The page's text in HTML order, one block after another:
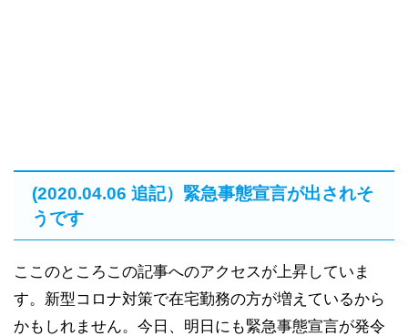
(2020.04.06 追記）緊急事態宣言が出されそ
うです
ここのところこの記事へのアクセスが上昇していま
す。新型コロナ対策で在宅勤務の方が増えているから
かもしれません。今日、明日にも緊急事態宣言が発令